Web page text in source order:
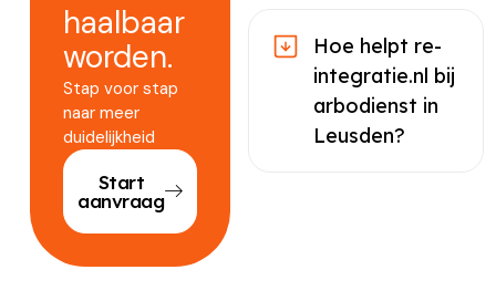
haalbaar
worden.
Stap voor stap
naar meer
duidelijkheid
Start
aanvraag
Hoe helpt re-
integratie.nl bij
arbodienst in
Leusden?